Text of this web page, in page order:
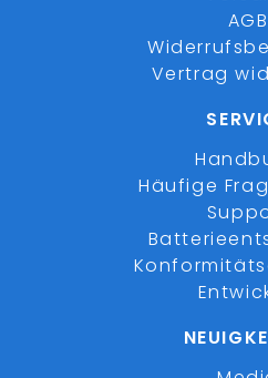
AGB
Vertrag
Häufige